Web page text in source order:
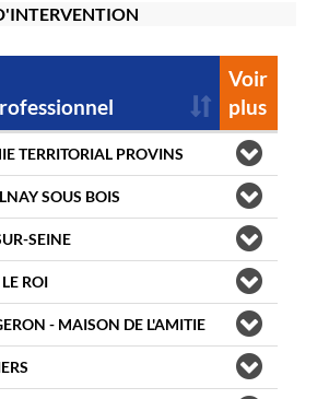
Voir
plus
TERRITORIAL PROVINS
SOUS BOIS
SEINE
ROI
- MAISON DE L'AMITIE